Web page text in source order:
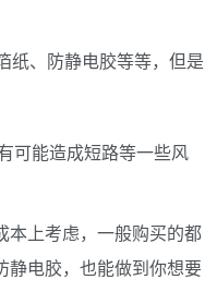
纸、防静电胶等等，但是
可能造成短路等一些风
本上考虑，一般购买的都
静电胶，也能做到你想要